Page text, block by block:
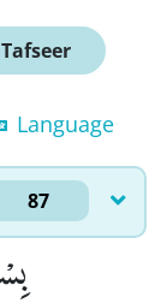
Tafseer
Language
87